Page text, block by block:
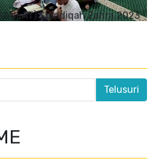
Shiddiqah Zahra 2023